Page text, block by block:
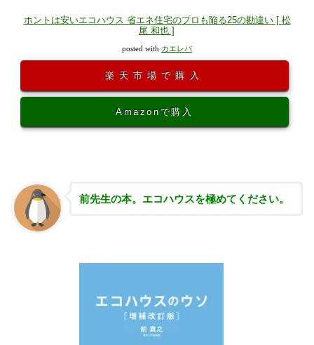
ホントは安いエコハウス 省エネ住宅のプロも陥る25の勘違い [ 松
尾 和也 ]
posted with カエレバ
楽天市場で購入
Amazonで購入
前先生の本。エコハウスを極めてください。